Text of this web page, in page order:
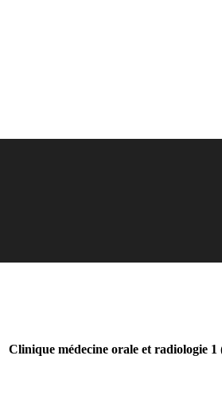
Clinique médecine orale et radiologie